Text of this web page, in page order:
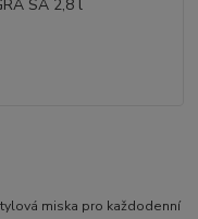
miska pro každodenní